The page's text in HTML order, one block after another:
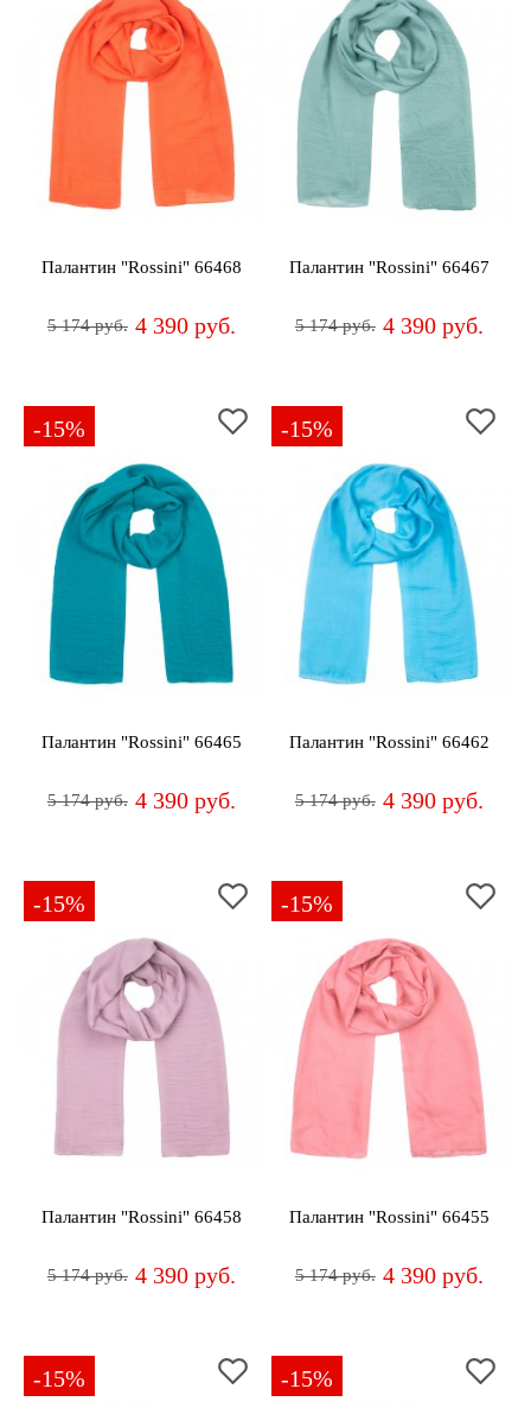
Палантин "Rossini" 66468
5 174 руб. 4 390 руб.
Палантин "Rossini" 66467
5 174 руб. 4 390 руб.
-15%
Палантин "Rossini" 66465
5 174 руб. 4 390 руб.
-15%
Палантин "Rossini" 66462
5 174 руб. 4 390 руб.
-15%
Палантин "Rossini" 66458
5 174 руб. 4 390 руб.
-15%
Палантин "Rossini" 66455
5 174 руб. 4 390 руб.
-15% -15%